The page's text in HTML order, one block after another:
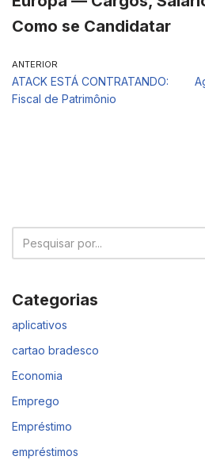
Como se Candidatar
ANTERIOR
ATACK ESTÁ CONTRATANDO:
Fiscal de Patrimônio
Categorias
aplicativos
cartao bradesco
Economia
Emprego
Empréstimo
empréstimos